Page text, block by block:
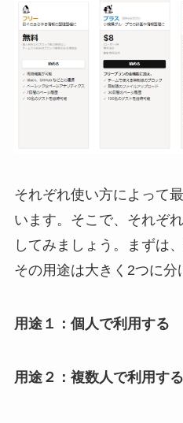
それぞれ使い方によって
います。そこで、それぞ
してみましょう。まずは
その用途は大きく2つに分
用途１：個人で利用する
用途２：複数人で利用する